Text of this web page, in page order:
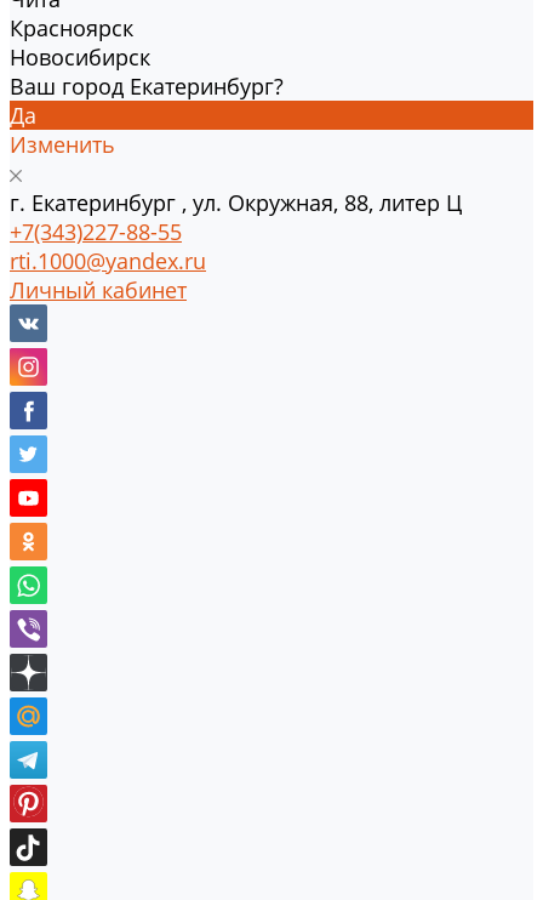
Красноярск
Новосибирск
Ваш город Екатеринбург?
Да
Изменить
г. Екатеринбург , ул. Окружная, 88, литер Ц
+7(343)227-88-55
rti.1000@yandex.ru
Личный кабинет